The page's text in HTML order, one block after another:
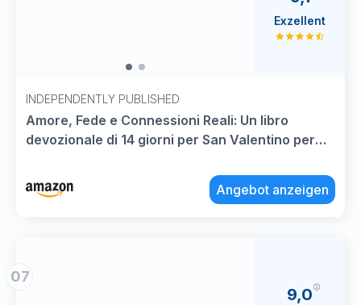
INDEPENDENTLY PUBLISHED
Amore, Fede e Connessioni Reali: Un libro
devozionale di 14 giorni per San Valentino per
volontà di Dio (Libri devozionali di San Valentino)
Exzellent
Angebot anzeigen
07
9,0